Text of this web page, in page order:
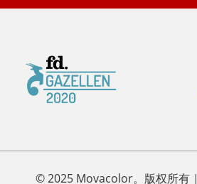
© 2025 Movacolor。版权所有 |